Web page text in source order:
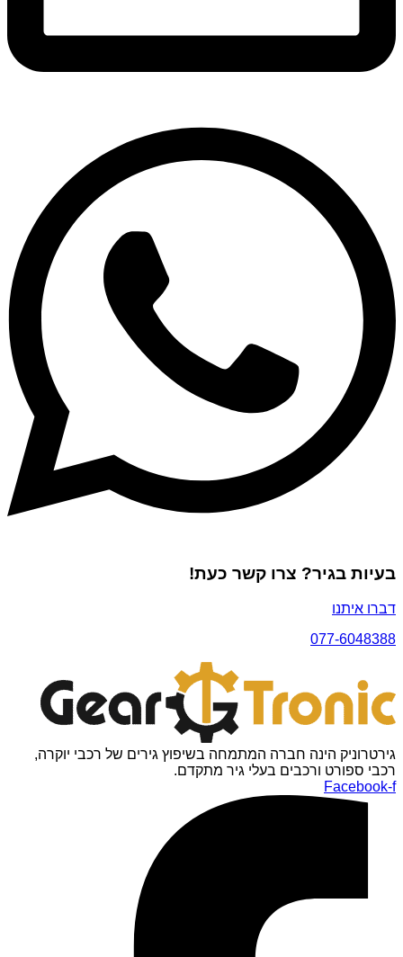
בעיות בגיר? צרו קשר כעת!
דברו איתנו
077-6048388
גירטרוניק הינה חברה המתמחה בשיפוץ גירים של רכבי יוקרה,
רכבי ספורט ורכבים בעלי גיר מתקדם.
Facebook-f